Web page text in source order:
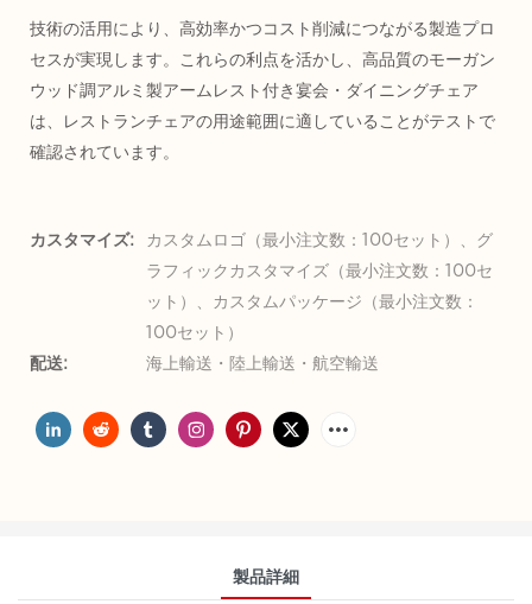
技術の活用により、高効率かつコスト削減につながる製造プロ
セスが実現します。これらの利点を活かし、高品質のモーガン
ウッド調アルミ製アームレスト付き宴会・ダイニングチェア
は、レストランチェアの用途範囲に適していることがテストで
確認されています。
カスタマイズ:
カスタムロゴ（最小注文数：100セット）、グ
ラフィックカスタマイズ（最小注文数：100セ
ット）、カスタムパッケージ（最小注文数：
100セット）
配送:
海上輸送・陸上輸送・航空輸送
製品詳細